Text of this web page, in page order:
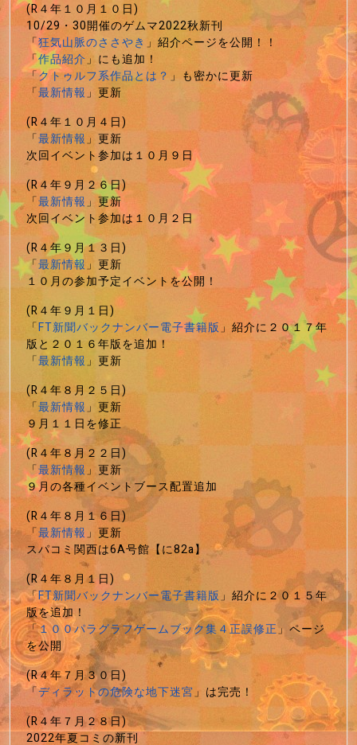
(R４年１０月１０日)
10/29・30開催のゲムマ2022秋新刊
「狂気山脈のささやき 」紹介ページを公開！！
「作品紹介」にも追加！
「クトゥルフ系作品とは？ 」も密かに更新
「最新情報」更新
(R４年１０月４日)
「最新情報」更新
次回イベント参加は１０月９日
(R４年９月２６日)
「最新情報」更新
次回イベント参加は１０月２日
(R４年９月１３日)
「最新情報」更新
１０月の参加予定イベントを公開！
(R４年９月１日)
「FT新聞バックナンバー電子書籍版」紹介に２０１７年
版と２０１６年版を追加！
「最新情報」更新
(R４年８月２５日)
「最新情報」更新
９月１１日を修正
(R４年８月２２日)
「最新情報」更新
９月の各種イベントブース配置追加
(R４年８月１６日)
「最新情報」更新
スパコミ関西は6A号館【に82a】
(R４年８月１日)
「FT新聞バックナンバー電子書籍版」紹介に２０１５年
版を追加！
「１００パラグラフゲームブック集４正誤修正」ページ
を公開
(R４年７月３０日)
「ディラットの危険な地下迷宮」は完売！
(R４年７月２８日)
2022年夏コミの新刊